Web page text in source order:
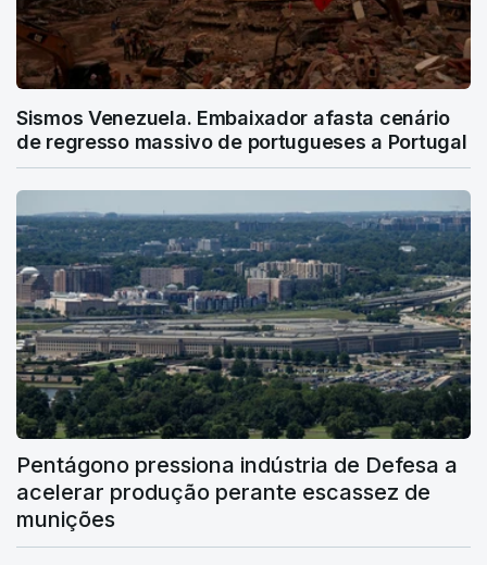
Sismos Venezuela. Embaixador afasta cenário
de regresso massivo de portugueses a Portugal
Pentágono pressiona indústria de Defesa a
acelerar produção perante escassez de
munições